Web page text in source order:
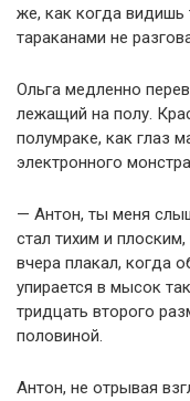
же, как когда видишь
тараканами не
Ольга медленно
лежащий на полу.
полумраке, как глаз
электронного
— Антон, ты меня
стал тихим и
вчера плакал, когда
упирается в мысок
тридцать второго
половиной.
Антон, не отрывая